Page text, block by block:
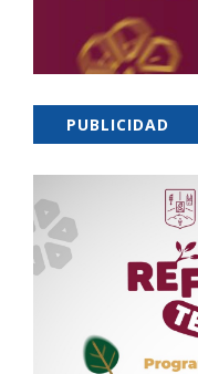
PUBLICIDAD